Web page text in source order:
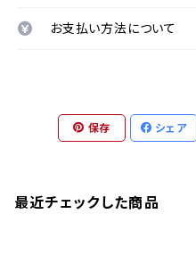
お支払い方法について
保存 シェア
最近チェックした商品